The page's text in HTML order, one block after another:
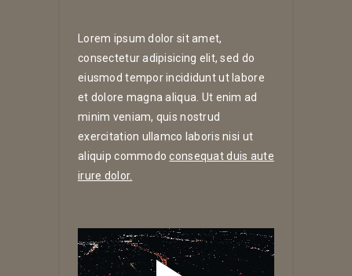
Lorem ipsum dolor sit amet,
consectetur adipisicing elit, sed do
eiusmod tempor incididunt ut labore
et dolore magna aliqua. Ut enim ad
minim veniam, quis nostrud
exercitation ullamco laboris nisi ut
aliquip commodoconsequat duis aute
irure dolor.